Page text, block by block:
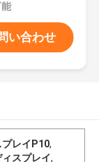
い合わせ
プレイP10,
スプレイ,